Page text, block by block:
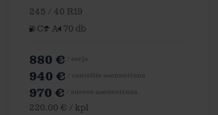
245 / 40 R19
C
A 70 db
880 €
940 €
970 €
220.00 € / kpl